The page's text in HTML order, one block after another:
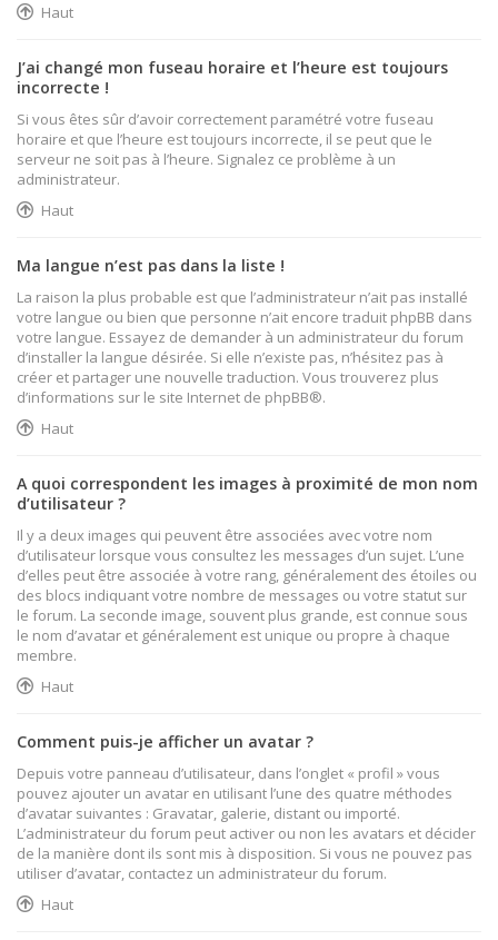
Haut
J’ai changé mon fuseau horaire et l’heure est toujours
incorrecte !
Si vous êtes sûr d’avoir correctement paramétré votre fuseau
horaire et que l’heure est toujours incorrecte, il se peut que le
serveur ne soit pas à l’heure. Signalez ce problème à un
administrateur.
Haut
Ma langue n’est pas dans la liste !
La raison la plus probable est que l’administrateur n’ait pas installé
votre langue ou bien que personne n’ait encore traduit phpBB dans
votre langue. Essayez de demander à un administrateur du forum
d’installer la langue désirée. Si elle n’existe pas, n’hésitez pas à
créer et partager une nouvelle traduction. Vous trouverez plus
d’informations sur le site Internet de phpBB®.
Haut
A quoi correspondent les images à proximité de mon nom
d’utilisateur ?
Il y a deux images qui peuvent être associées avec votre nom
d’utilisateur lorsque vous consultez les messages d’un sujet. L’une
d’elles peut être associée à votre rang, généralement des étoiles ou
des blocs indiquant votre nombre de messages ou votre statut sur
le forum. La seconde image, souvent plus grande, est connue sous
le nom d’avatar et généralement est unique ou propre à chaque
membre.
Haut
Comment puis-je afficher un avatar ?
Depuis votre panneau d’utilisateur, dans l’onglet « profil » vous
pouvez ajouter un avatar en utilisant l’une des quatre méthodes
d’avatar suivantes : Gravatar, galerie, distant ou importé.
L’administrateur du forum peut activer ou non les avatars et décider
de la manière dont ils sont mis à disposition. Si vous ne pouvez pas
utiliser d’avatar, contactez un administrateur du forum.
Haut